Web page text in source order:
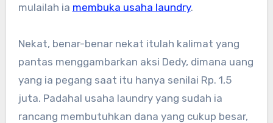
mulailah ia membuka usaha laundry.
Nekat, benar-benar nekat itulah kalimat yang
pantas menggambarkan aksi Dedy, dimana uang
yang ia pegang saat itu hanya senilai Rp. 1,5
juta. Padahal usaha laundry yang sudah ia
rancang membutuhkan dana yang cukup besar,